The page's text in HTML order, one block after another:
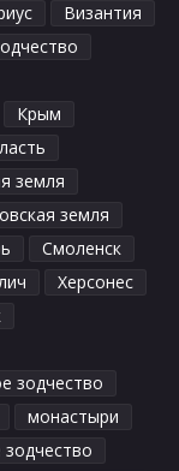
Византия
Крым
земля
земля
Смоленск
Херсонес
зодчество
монастыри